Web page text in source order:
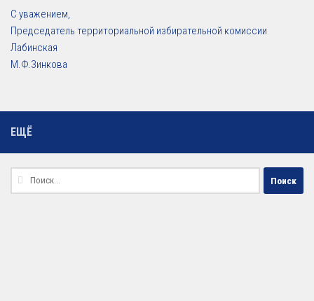
С уважением,
Председатель территориальной избирательной комиссии
Лабинская
М.Ф.Зинкова
ЕЩЁ
Найти: